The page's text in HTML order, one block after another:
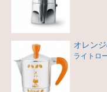
オレン
ライトロ